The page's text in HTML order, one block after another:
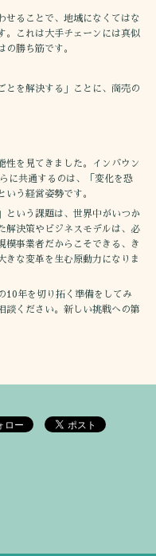
ることで、地域になくてはな
。これは大手チェーンには真似
の勝ち筋です。
を解決する」ことに、商売の
を見てきました。インバウン
に共通するのは、「変化を恐
いう経営姿勢です。
いう課題は、世界中がいつか
解決策やビジネスモデルは、必
模事業者だからこそできる、き
きな変革を生む原動力になりま
年を切り拓く準備をしてみ
談ください。新しい挑戦への第